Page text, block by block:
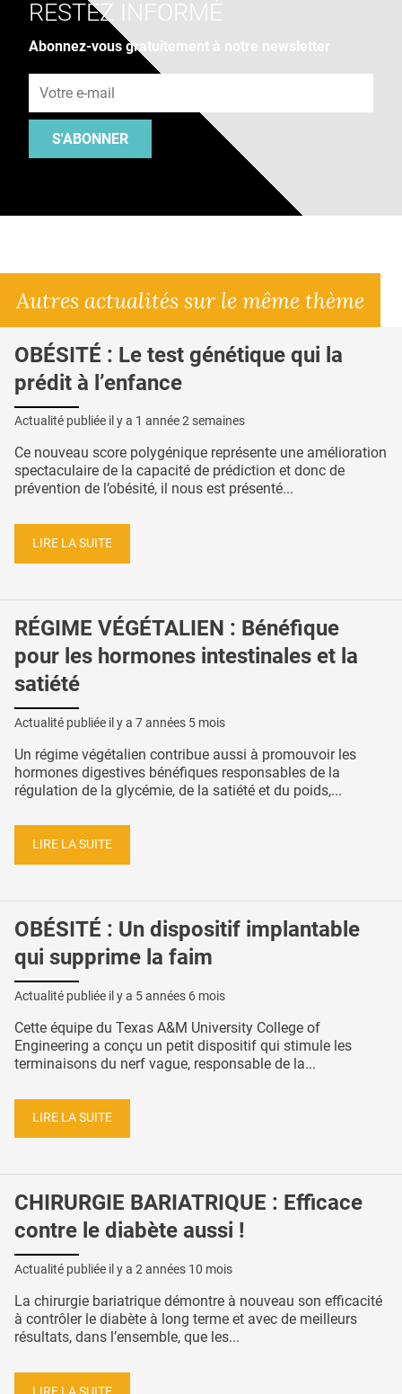
RESTEZ INFORMÉ
Abonnez-vous gratuitement à notre newsletter
S'ABONNER
Autres actualités sur le même thème
OBÉSITÉ : Le test génétique qui la
prédit à l’enfance
Actualité publiée il y a 1 année 2 semaines
Ce nouveau score polygénique représente une amélioration
spectaculaire de la capacité de prédiction et donc de
prévention de l’obésité, il nous est présenté...
LIRE LA SUITE
RÉGIME VÉGÉTALIEN : Bénéfique
pour les hormones intestinales et la
satiété
Actualité publiée il y a 7 années 5 mois
Un régime végétalien contribue aussi à promouvoir les
hormones digestives bénéfiques responsables de la
régulation de la glycémie, de la satiété et du poids,...
LIRE LA SUITE
OBÉSITÉ : Un dispositif implantable
qui supprime la faim
Actualité publiée il y a 5 années 6 mois
Cette équipe du Texas A&M University College of
Engineering a conçu un petit dispositif qui stimule les
terminaisons du nerf vague, responsable de la...
LIRE LA SUITE
CHIRURGIE BARIATRIQUE : Efficace
contre le diabète aussi !
Actualité publiée il y a 2 années 10 mois
La chirurgie bariatrique démontre à nouveau son efficacité
à contrôler le diabète à long terme et avec de meilleurs
résultats, dans l’ensemble, que les...